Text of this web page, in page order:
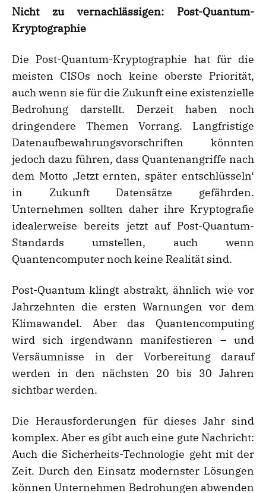
Nicht zu vernachlässigen: Post-Quantum-
Kryptographie
Die Post-Quantum-Kryptographie hat für die
meisten CISOs noch keine oberste Priorität,
auch wenn sie für die Zukunft eine existenzielle
Bedrohung darstellt. Derzeit haben noch
dringendere Themen Vorrang. Langfristige
Datenaufbewahrungsvorschriften könnten
jedoch dazu führen, dass Quantenangriffe nach
dem Motto ‚Jetzt ernten, später entschlüsseln‘
in Zukunft Datensätze gefährden.
Unternehmen sollten daher ihre Kryptografie
idealerweise bereits jetzt auf Post-Quantum-
Standards umstellen, auch wenn
Quantencomputer noch keine Realität sind.
Post-Quantum klingt abstrakt, ähnlich wie vor
Jahrzehnten die ersten Warnungen vor dem
Klimawandel. Aber das Quantencomputing
wird sich irgendwann manifestieren – und
Versäumnisse in der Vorbereitung darauf
werden in den nächsten 20 bis 30 Jahren
sichtbar werden.
Die Herausforderungen für dieses Jahr sind
komplex. Aber es gibt auch eine gute Nachricht:
Auch die Sicherheits-Technologie geht mit der
Zeit. Durch den Einsatz modernster Lösungen
können Unternehmen Bedrohungen abwenden